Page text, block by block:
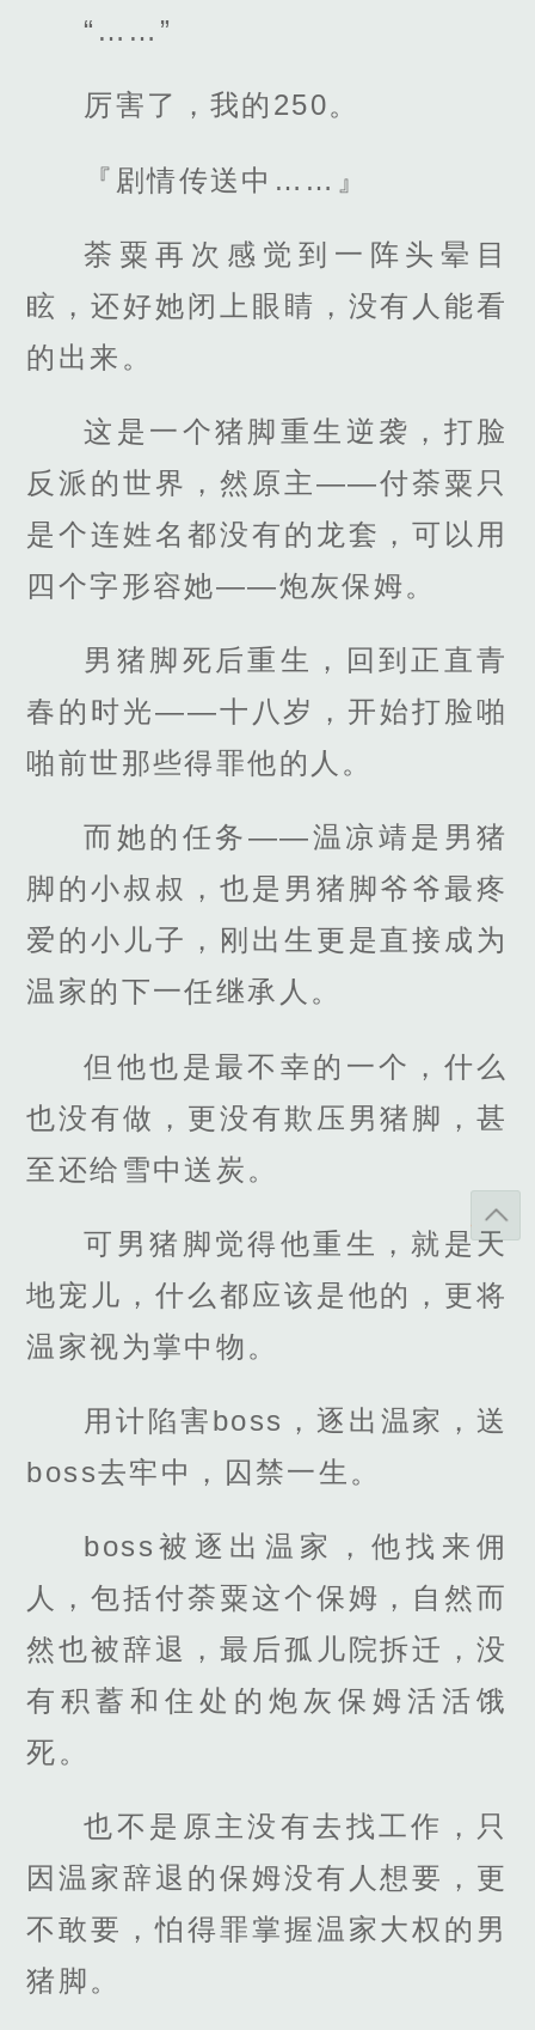
“……”
厉害了，我的250。
『剧情传送中……』
荼粟再次感觉到一阵头晕目
眩，还好她闭上眼睛，没有人能看
的出来。
这是一个猪脚重生逆袭，打脸
反派的世界，然原主——付荼粟只
是个连姓名都没有的龙套，可以用
四个字形容她——炮灰保姆。
男猪脚死后重生，回到正直青
春的时光——十八岁，开始打脸啪
啪前世那些得罪他的人。
而她的任务——温凉靖是男猪
脚的小叔叔，也是男猪脚爷爷最疼
爱的小儿子，刚出生更是直接成为
温家的下一任继承人。
但他也是最不幸的一个，什么
也没有做，更没有欺压男猪脚，甚
至还给雪中送炭。
可男猪脚觉得他重生，就是天
地宠儿，什么都应该是他的，更将
温家视为掌中物。
用计陷害boss，逐出温家，送
boss去牢中，囚禁一生。
boss被逐出温家，他找来佣
人，包括付荼粟这个保姆，自然而
然也被辞退，最后孤儿院拆迁，没
有积蓄和住处的炮灰保姆活活饿
死。
也不是原主没有去找工作，只
因温家辞退的保姆没有人想要，更
不敢要，怕得罪掌握温家大权的男
猪脚。